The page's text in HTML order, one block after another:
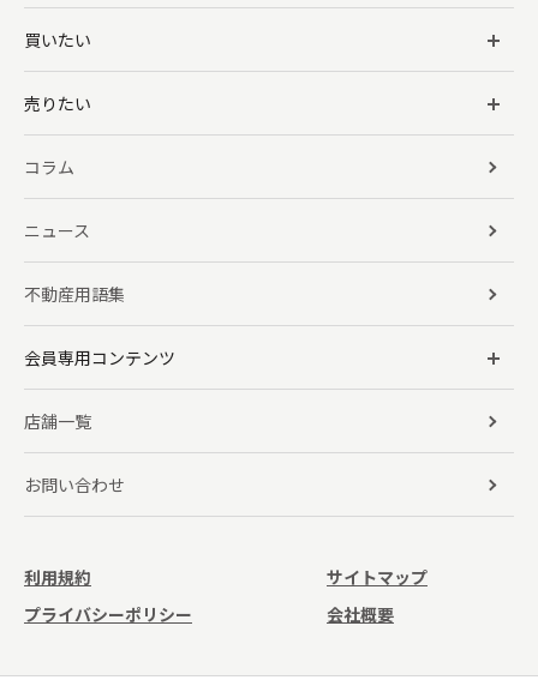
買いたい
売りたい
コラム
ニュース
不動産用語集
会員専用コンテンツ
店舗一覧
お問い合わせ
利用規約
サイトマップ
プライバシーポリシー
会社概要